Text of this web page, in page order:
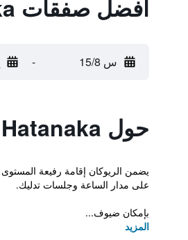
أفضل صفقات Gion Hatanaka
س 15/8 -
حول Gion Hatanaka
على مدار الساعة وجلسات تدليك.
بإمكان ضيوف...
المزيد